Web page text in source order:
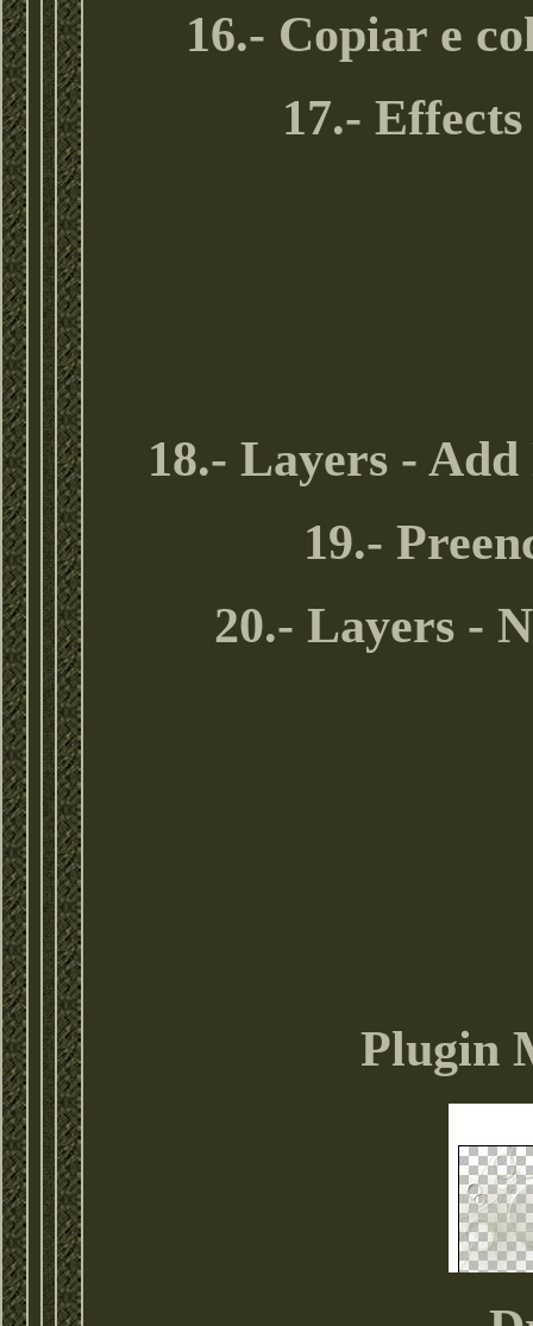
16.- Copiar e
17.-
18.- Layers -
19.-
20.- Layers -
Plugin